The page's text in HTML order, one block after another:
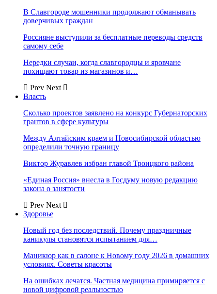
В Славгороде мошенники продолжают обманывать
доверчивых граждан
Россияне выступили за бесплатные переводы средств
самому себе
Нередки случаи, когда славгородцы и яровчане
похищают товар из магазинов и…
Prev Next
Власть
Сколько проектов заявлено на конкурс Губернаторских
грантов в сфере культуры
Между Алтайским краем и Новосибирской областью
определили точную границу
Виктор Журавлев избран главой Троицкого района
«Единая Россия» внесла в Госдуму новую редакцию
закона о занятости
Prev Next
Здоровье
Новый год без последствий. Почему праздничные
каникулы становятся испытанием для…
Маникюр как в салоне к Новому году 2026 в домашних
условиях. Советы красоты
На ошибках лечатся. Частная медицина примиряется с
новой цифровой реальностью